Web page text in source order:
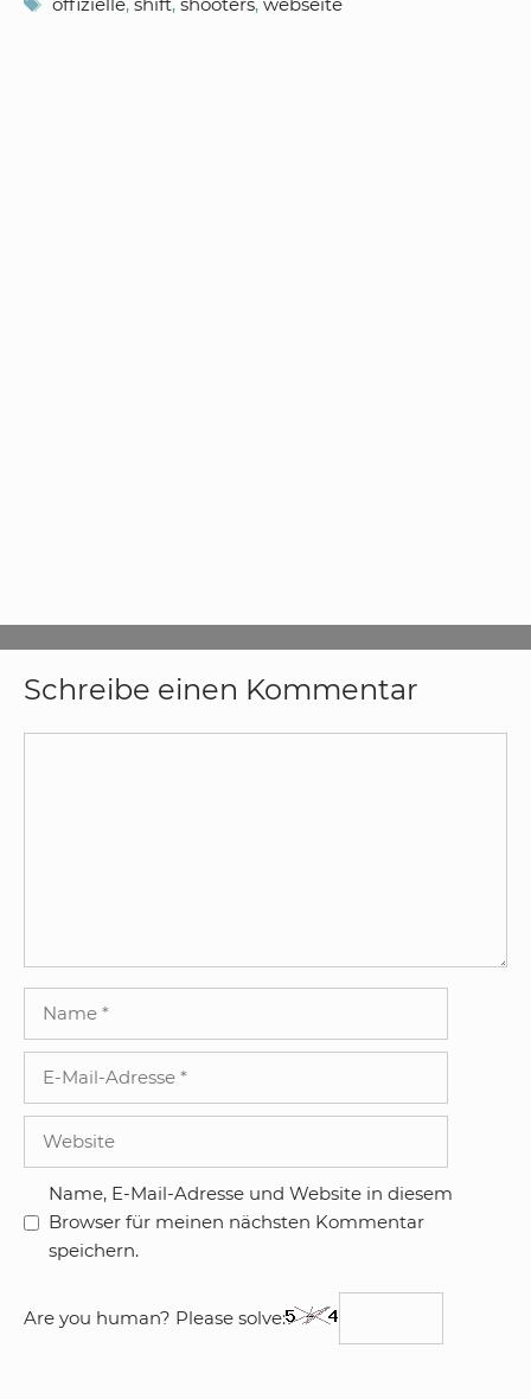
offizielle, shift, shooters, webseite
Schreibe einen Kommentar
Adresse
Name, E-Mail-Adresse und Website in diesem
Browser für meinen nächsten Kommentar
speichern.
Are you human? Please solve: